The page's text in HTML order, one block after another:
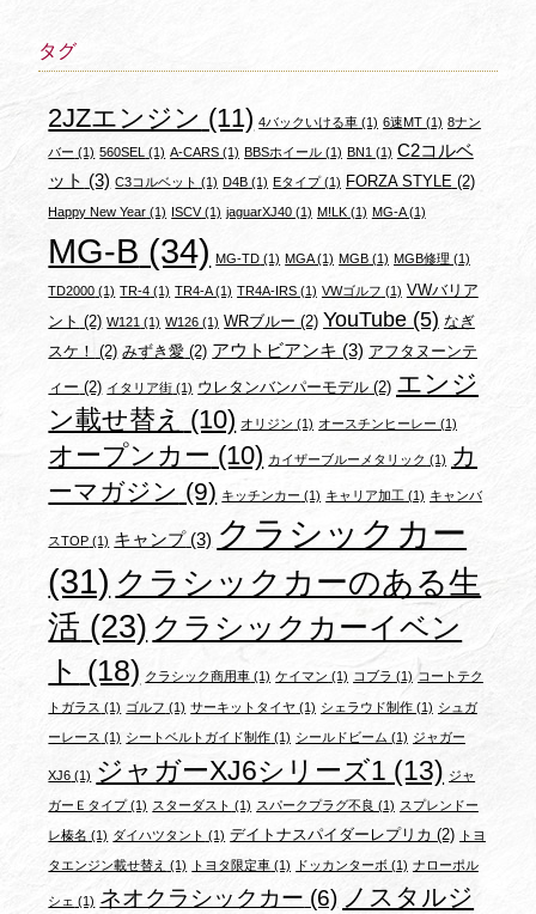
タグ
2JZエンジン (11) 4バックいける車 (1) 6速MT (1) 8ナン
バー (1) 560SEL (1) A-CARS (1) BBSホイール(1) BN1 (1) C2コルベ
ット (3) C3コルベット (1) D4B (1) Eタイプ(1) FORZA STYLE(2)
Happy New Year (1) ISCV(1) jaguarXJ40(1) M!LK(1) MG-A(1)
MG-B (34) MG-TD (1) MGA(1) MGB (1) MGB修理 (1)
TD2000 (1) TR-4 (1) TR4-A(1) TR4A-IRS(1) VWゴルフ (1) VWバリア
ント (2) W121 (1) W126 (1) WRブルー (2) YouTube(5) なぎ
スケ！ (2) みずき愛 (2) アウトビアンキ (3) アフタヌーンテ
ィー (2) イタリア街 (1) ウレタンバンパーモデル (2) エンジ
ン載せ替え (10) オリジン (1) オースチンヒーレー (1)
オープンカー (10) カイザーブルーメタリック (1) カ
ーマガジン (9) キッチンカー (1) キャリア加工 (1) キャンバ
スTOP (1) キャンプ(3) クラシックカー
(31) クラシックカーのある生
活 (23) クラシックカーイベン
ト (18) クラシック商用車 (1) ケイマン (1) コブラ (1) コートテク
トガラス (1) ゴルフ (1) サーキットタイヤ (1) シェラウド制作(1) シュガ
ーレース (1) シートベルトガイド制作 (1) シールドビーム (1) ジャガー
XJ6 (1) ジャガーXJ6シリーズ1 (13) ジャ
ガーＥタイプ(1) スターダスト (1) スパークプラグ不良 (1) スプレンドー
レ榛名 (1) ダイハツタント (1) デイトナスパイダーレプリカ (2) トヨ
タエンジン載せ替え (1) トヨタ限定車 (1) ドッカンターボ (1) ナローポル
シェ (1) ネオクラシックカー (6) ノスタルジ